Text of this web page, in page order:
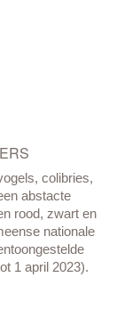
colibries,
abstacte
rood, zwart en
nationale
1 april 2023).